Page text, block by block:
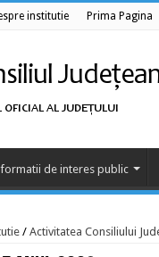
institutie Prima Pagina
de interes public
/ Activitatea Consiliului